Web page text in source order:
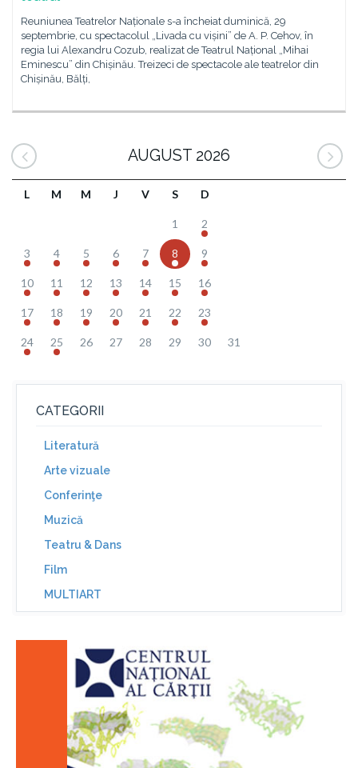
Reuniunea Teatrelor Naționale s-a încheiat duminică, 29
septembrie, cu spectacolul „Livada cu vișini” de A. P. Cehov, în
regia lui Alexandru Cozub, realizat de Teatrul Național „Mihai
Eminescu” din Chișinău. Treizeci de spectacole ale teatrelor din
Chișinău, Bălți,
AUGUST 2026
L M M J V S D
1 2
3 4 5 6 7 8 9
10 11 12 13 14 15 16
17 18 19 20 21 22 23
24 25 26 27 28 29 30 31
CATEGORII
Literatură
Arte vizuale
Conferinţe
Muzică
Teatru & Dans
Film
MULTIART